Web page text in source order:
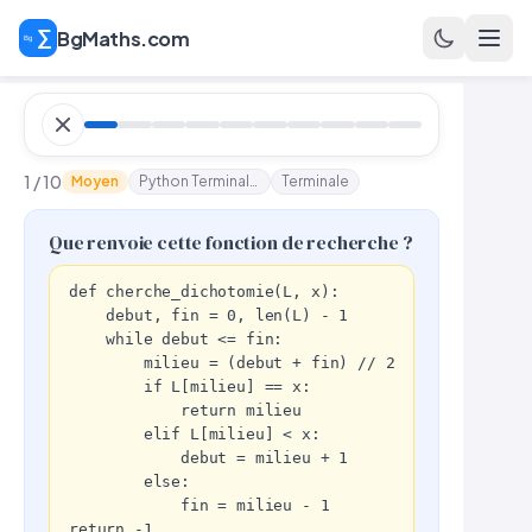
BgMaths.com
1 / 10 Moyen Python Terminale n°8 Terminale
Que renvoie cette fonction de recherche ?
def cherche_dichotomie(L, x):
debut, fin = 0, len(L) - 1
while debut <= fin:
milieu = (debut + fin) // 2
if L[milieu] == x:
return milieu
elif L[milieu] < x:
debut = milieu + 1
else:
fin = milieu - 1